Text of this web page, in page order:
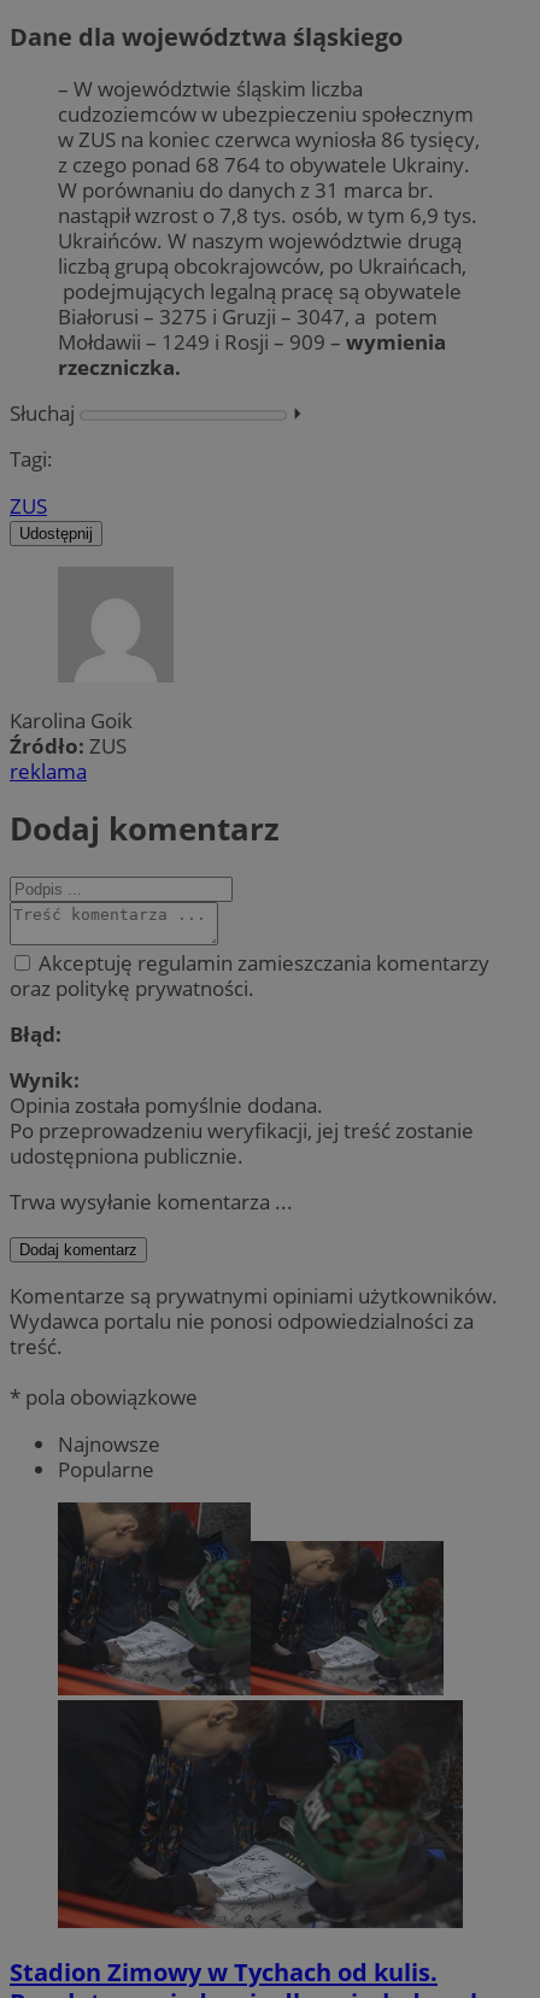
Dane dla województwa śląskiego
– W województwie śląskim liczba
cudzoziemców w ubezpieczeniu społecznym
w ZUS na koniec czerwca wyniosła 86 tysięcy,
z czego ponad 68 764 to obywatele Ukrainy.
W porównaniu do danych z 31 marca br.
nastąpił wzrost o 7,8 tys. osób, w tym 6,9 tys.
Ukraińców. W naszym województwie drugą
liczbą grupą obcokrajowców, po Ukraińcach,
podejmujących legalną pracę są obywatele
Białorusi – 3275 i Gruzji – 3047, a potem
Mołdawii – 1249 i Rosji – 909 – wymienia
rzeczniczka.
Słuchaj
⏵︎
Tagi:
ZUS
Udostępnij
Karolina Goik
Źródło: ZUS
reklama
Dodaj komentarz
Akceptuję regulamin zamieszczania komentarzy
oraz politykę prywatności.
Błąd:
Wynik:
Opinia została pomyślnie dodana.
Po przeprowadzeniu weryfikacji, jej treść zostanie
udostępniona publicznie.
Trwa wysyłanie komentarza ...
Dodaj komentarz
Komentarze są prywatnymi opiniami użytkowników.
Wydawca portalu nie ponosi odpowiedzialności za
treść.
* pola obowiązkowe
Najnowsze
Popularne
Stadion Zimowy w Tychach od kulis.